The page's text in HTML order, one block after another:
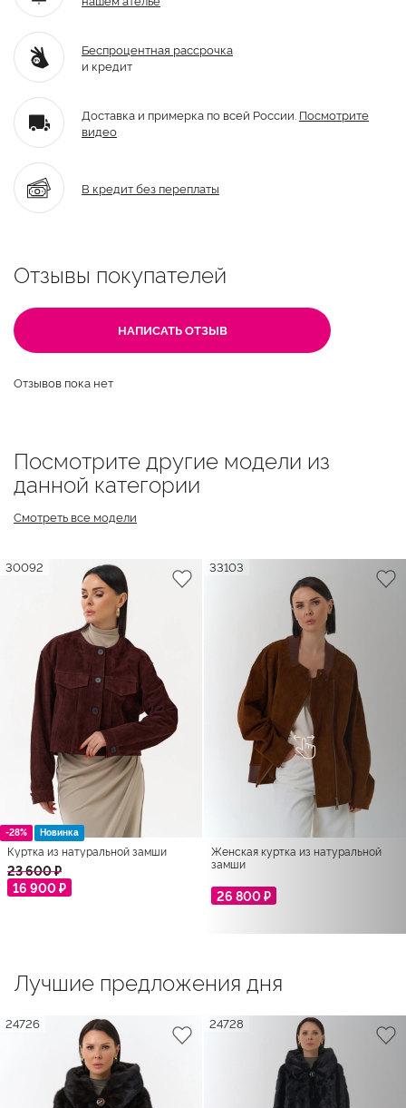
Беспроцентная рассрочка
и кредит
Доставка и примерка по всей России. Посмотрите
видео
В кредит без переплаты
Отзывы покупателей
НАПИСАТЬ ОТЗЫВ
Отзывов пока нет
Посмотрите другие модели из
данной категории
Смотреть все модели
-28% Новинка
30092
Куртка из натуральной замши
23 600 ₽
16 900 ₽
33103
Женская куртка из натуральной
замши
26 800 ₽
Лучшие предложения дня
24726 24728